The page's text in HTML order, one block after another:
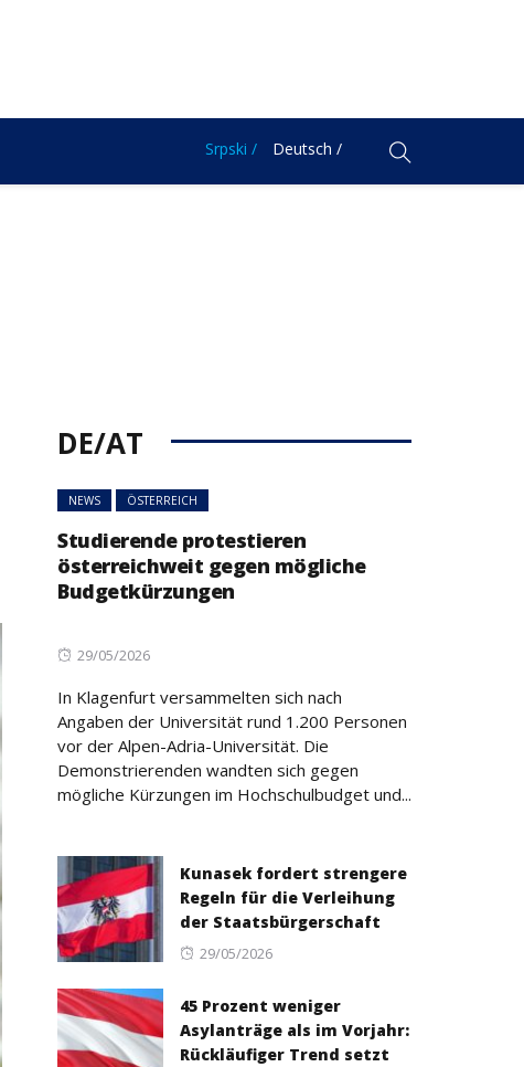
Srpski / Deutsch /
DE/AT
NEWS ÖSTERREICH
Studierende protestieren
österreichweit gegen mögliche
Budgetkürzungen
Posted
29/05/2026
In Klagenfurt versammelten sich nach
Angaben der Universität rund 1.200 Personen
vor der Alpen-Adria-Universität. Die
Demonstrierenden wandten sich gegen
mögliche Kürzungen im Hochschulbudget und...
Kunasek fordert strengere
Regeln für die Verleihung
der Staatsbürgerschaft
Posted
29/05/2026
45 Prozent weniger
Asylanträge als im Vorjahr:
Rückläufiger Trend setzt